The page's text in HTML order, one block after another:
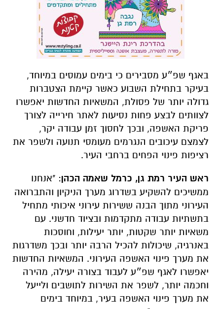
באגף שפ״ע מסבירים כי בימים עמוסים במיוחד,
בעיקר בתחילת השבוע כאשר קיימת הצטברות
גדולה יותר של פסולת, המשאיות החדשות יאפשרו
לצוותים לבצע פחות נסיעות לאתר חירייה לצורך
פריקת האשפה, ובכך לחסוך זמן עבודה יקר,
לצמצם עיכובים הנגרמים מעומסי תנועה ולשפר את
רציפות פינוי הפחים ברחבי העיר.
ראש העיר רמת גן, כרמל שאמה הכהן: "אנחנו
ממשיכים להשקיע בשדרוג מערך הניקיון והתברואה
העירוני מתוך הבנה ששירות עירוני איכותי מתחיל
בתשתיות עבודה מתקדמות ובציוד חדשני. עם
משאיות יותר שקטות, יותר יעילות, וחוסכות
באנרגיה, שיכולות להכיל הרבה יותר ובכך משדרגות
את מערך פינוי האשפה העירוני. המשאיות החדשות
יאפשרו לאגף שפ״ע לעבוד בצורה יעילה, מהירה
וחכמה יותר, לשפר את השירות לתושבים ולייעל
את מערך פינוי האשפה בעיר, במיוחד בימים